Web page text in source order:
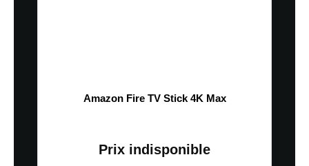
Amazon Fire TV Stick 4K Max
Prix indisponible